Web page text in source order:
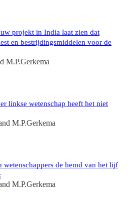
projekt in India laat zien dat
en bestrijdingsmiddelen voor de
M.P.Gerkema
linkse wetenschap heeft het niet
M.P.Gerkema
de hemd van het lijf
M.P.Gerkema